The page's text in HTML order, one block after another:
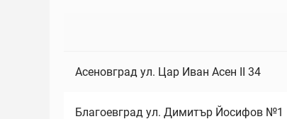
Асеновград ул. Цар Иван Асен II 34
Благоевград ул. Димитър Йосифов №1